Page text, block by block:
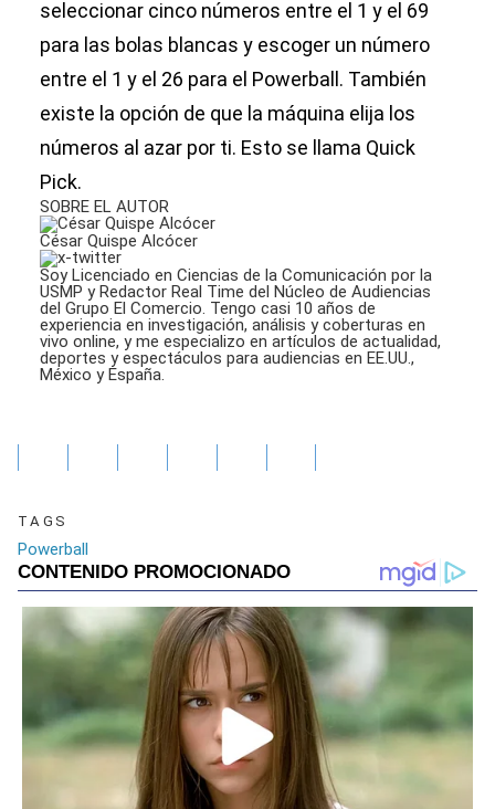
seleccionar cinco números entre el 1 y el 69
para las bolas blancas y escoger un número
entre el 1 y el 26 para el Powerball. También
existe la opción de que la máquina elija los
números al azar por ti. Esto se llama Quick
Pick.
SOBRE EL AUTOR
César Quispe Alcócer
Soy Licenciado en Ciencias de la Comunicación por la
USMP y Redactor Real Time del Núcleo de Audiencias
del Grupo El Comercio. Tengo casi 10 años de
experiencia en investigación, análisis y coberturas en
vivo online, y me especializo en artículos de actualidad,
deportes y espectáculos para audiencias en EE.UU.,
México y España.
TAGS
Powerball